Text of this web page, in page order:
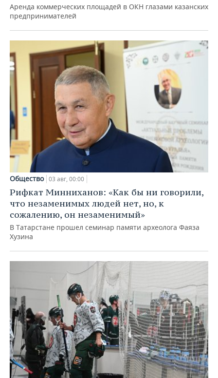
Аренда коммерческих площадей в ОКН глазами казанских
предпринимателей
Общество 03 авг, 00:00
Рифкат Минниханов: «Как бы ни говорили,
что незаменимых людей нет, но, к
сожалению, он незаменимый»
В Татарстане прошел семинар памяти археолога Фаяза
Хузина